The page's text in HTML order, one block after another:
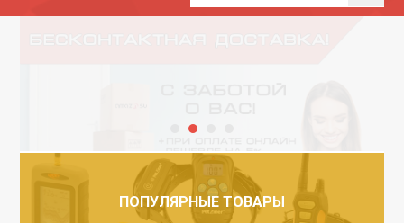
ПОПУЛЯРНЫЕ ТОВАРЫ